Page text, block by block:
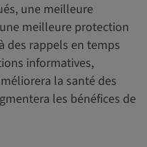
une meilleure
meilleure protection
des rappels en temps
informatives,
la santé des
les bénéfices de